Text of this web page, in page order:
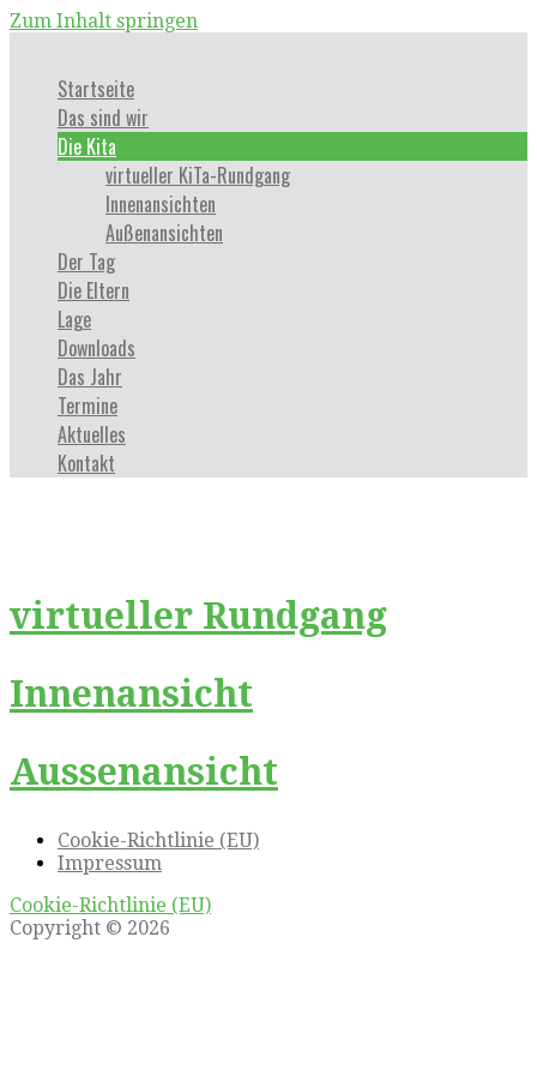
Zum Inhalt springen
Startseite
Das sind wir
Die Kita
virtueller KiTa-Rundgang
Innenansichten
Außenansichten
Der Tag
Die Eltern
Lage
Downloads
Das Jahr
Termine
Aktuelles
Kontakt
virtueller Rundgang
Innenansicht
Aussenansicht
Cookie-Richtlinie (EU)
Impressum
Cookie-Richtlinie (EU)
Copyright © 2026